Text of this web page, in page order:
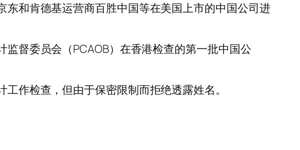
和肯德基运营商百胜中国等在美国上市的中国公司进
督委员会（PCAOB）在香港检查的第一批中国公
作检查，但由于保密限制而拒绝透露姓名。